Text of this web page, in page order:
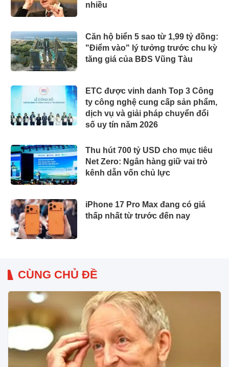
nhiều
Căn hộ biển 5 sao từ 1,99 tỷ đồng:
"Điểm vào" lý tưởng trước chu kỳ
tăng giá của BĐS Vũng Tàu
ETC được vinh danh Top 3 Công
ty công nghệ cung cấp sản phẩm,
dịch vụ và giải pháp chuyển đổi
số uy tín năm 2026
Thu hút 700 tỷ USD cho mục tiêu
Net Zero: Ngân hàng giữ vai trò
kênh dẫn vốn chủ lực
iPhone 17 Pro Max đang có giá
thấp nhất từ trước đến nay
CÙNG CHỦ ĐỀ